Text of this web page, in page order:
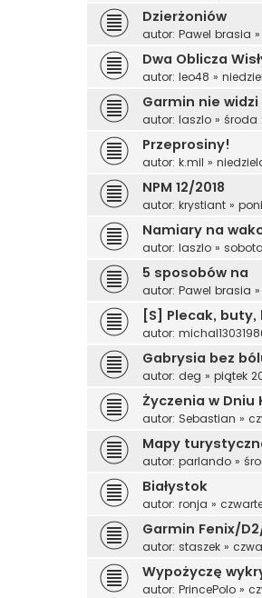
Dzierżoniów
autor: Pawel brasia »
Dwa Oblicza
autor: leo48 »
Garmin nie
autor: laszlo » środa
Przeprosiny!
autor: k.mil »
NPM 12/2018
autor: krystiant »
Namiary na
autor: laszlo »
5 sposobów na
autor: Pawel brasia »
[S] Plecak,
autor:
Gabrysia bez
autor: deg » piątek
Życzenia w Dniu
autor: Sebastian »
Mapy
autor: parlando »
Białystok
autor: ronja »
Garmin Fenix/
autor: staszek »
Wypożyczę
autor: PrincePolo »